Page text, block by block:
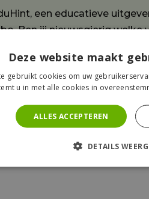
een educatieve
Ben jij nieuwsgierig welke
op zoek naar enthousiaste
Deze website maakt
gebruikt cookies om uw
u in met alle cookies in
ALLES ACCEPTEREN
DETAILS